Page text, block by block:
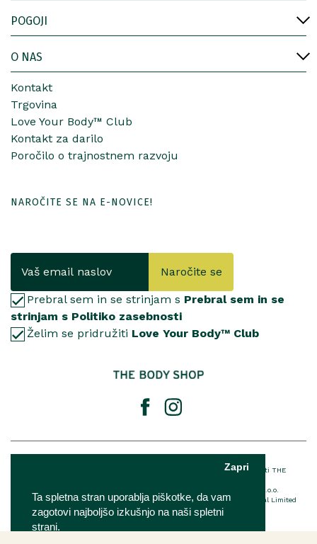
Ta spletna stran uporablja piškotke, da vam
zagotovi najboljšo izkušnjo na naši spletni
strani.
Zapri
POGOJI
O NAS
Kontakt
Trgovina
Love Your Body™ Club
Kontakt za darilo
Poročilo o trajnostnem razvoju
NAROČITE SE NA E-NOVICE!
Naročite se
Prebral sem in se strinjam s Prebral sem in se
strinjam s Politiko zasebnosti
Želim se pridružiti Love Your Body™ Club
® Registrirana blagovna znamka podjetja THE BODY SHOP LIMITED™ v lasti THE
The Body Shop franšiza je v lasti in upravljanju podjetja IQ Verde d.o.o.
Za podrobnosti o EU imenovani odgovorni osebi The Body Shop International Limited
kliknitetukaj